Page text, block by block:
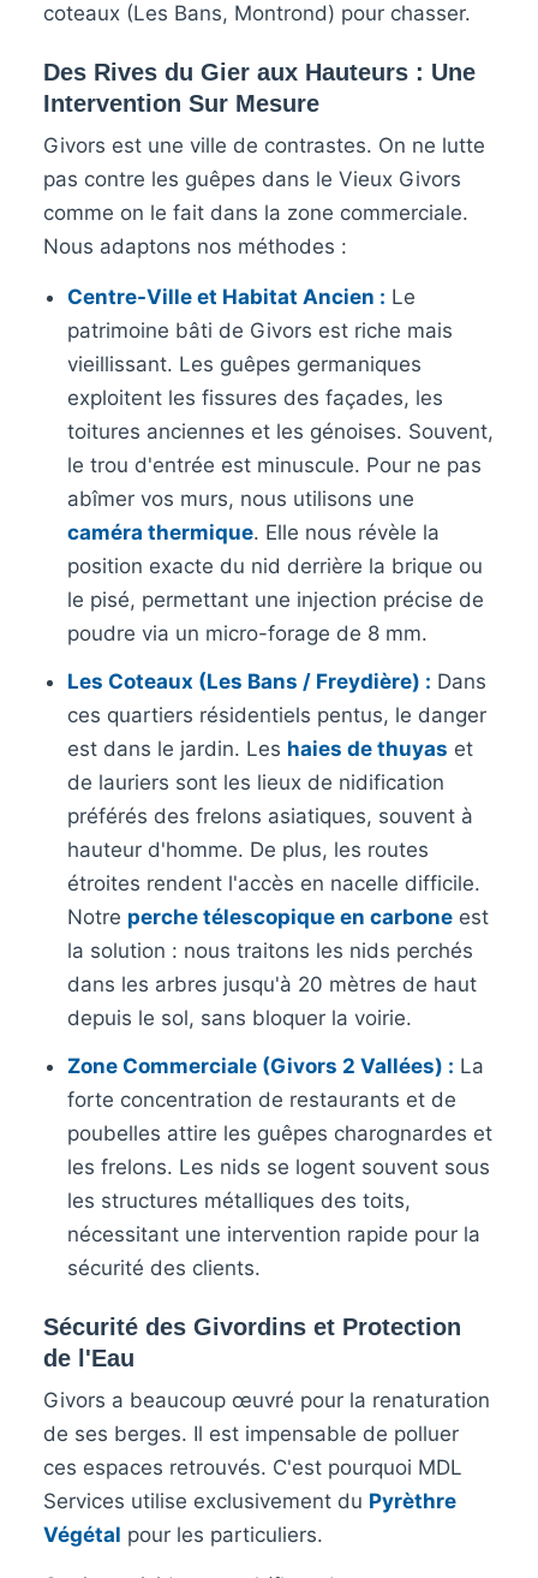
coteaux (Les Bans, Montrond) pour chasser.
Des Rives du Gier aux Hauteurs : Une
Intervention Sur Mesure
Givors est une ville de contrastes. On ne lutte
pas contre les guêpes dans le Vieux Givors
comme on le fait dans la zone commerciale.
Nous adaptons nos méthodes :
Centre-Ville et Habitat Ancien : Le
patrimoine bâti de Givors est riche mais
vieillissant. Les guêpes germaniques
exploitent les fissures des façades, les
toitures anciennes et les génoises. Souvent,
le trou d'entrée est minuscule. Pour ne pas
abîmer vos murs, nous utilisons une
caméra thermique. Elle nous révèle la
position exacte du nid derrière la brique ou
le pisé, permettant une injection précise de
poudre via un micro-forage de 8 mm.
Les Coteaux (Les Bans / Freydière) : Dans
ces quartiers résidentiels pentus, le danger
est dans le jardin. Les haies de thuyas et
de lauriers sont les lieux de nidification
préférés des frelons asiatiques, souvent à
hauteur d'homme. De plus, les routes
étroites rendent l'accès en nacelle difficile.
Notre perche télescopique en carbone est
la solution : nous traitons les nids perchés
dans les arbres jusqu'à 20 mètres de haut
depuis le sol, sans bloquer la voirie.
Zone Commerciale (Givors 2 Vallées) : La
forte concentration de restaurants et de
poubelles attire les guêpes charognardes et
les frelons. Les nids se logent souvent sous
les structures métalliques des toits,
nécessitant une intervention rapide pour la
sécurité des clients.
Sécurité des Givordins et Protection
de l'Eau
Givors a beaucoup œuvré pour la renaturation
de ses berges. Il est impensable de polluer
ces espaces retrouvés. C'est pourquoi MDL
Services utilise exclusivement du Pyrèthre
Végétal pour les particuliers.